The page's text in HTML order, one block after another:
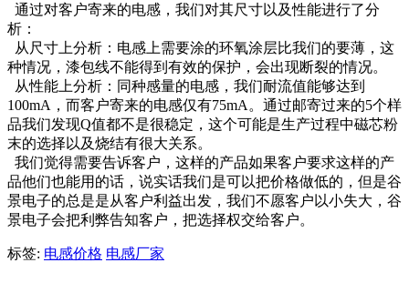
通过对客户寄来的电感，我们对其尺寸以及性能进行了分
析：
从尺寸上分析：电感上需要涂的环氧涂层比我们的要薄，这
种情况，漆包线不能得到有效的保护，会出现断裂的情况。
从性能上分析：同种感量的电感，我们耐流值能够达到
100mA，而客户寄来的电感仅有75mA。通过邮寄过来的5个样
品我们发现Q值都不是很稳定，这个可能是生产过程中磁芯粉
末的选择以及烧结有很大关系。
我们觉得需要告诉客户，这样的产品如果客户要求这样的产
品他们也能用的话，说实话我们是可以把价格做低的，但是谷
景电子的总是是从客户利益出发，我们不愿客户以小失大，谷
景电子会把利弊告知客户，把选择权交给客户。
标签: 电感价格 电感厂家